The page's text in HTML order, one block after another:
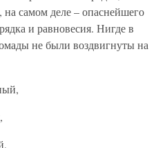
на самом деле – опаснейшего
и равновесия. Нигде в
не были воздвигнуты на